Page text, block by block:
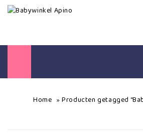
Home »Producten getagged